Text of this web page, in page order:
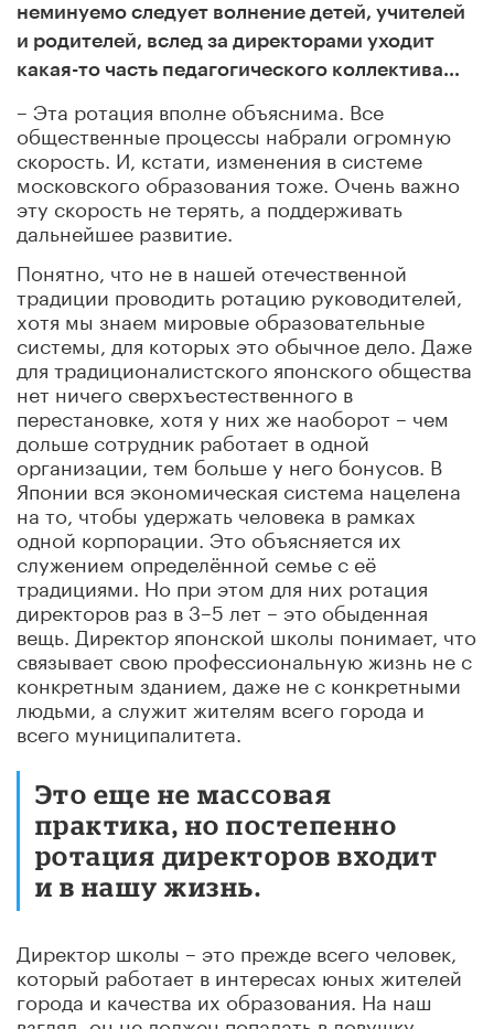
неминуемо следует волнение детей, учителей
и родителей, вслед за директорами уходит
какая-то часть педагогического коллектива…
– Эта ротация вполне объяснима. Все
общественные процессы набрали огромную
скорость. И, кстати, изменения в системе
московского образования тоже. Очень важно
эту скорость не терять, а поддерживать
дальнейшее развитие.
Понятно, что не в нашей отечественной
традиции проводить ротацию руководителей,
хотя мы знаем мировые образовательные
системы, для которых это обычное дело. Даже
для традиционалистского японского общества
нет ничего сверхъестественного в
перестановке, хотя у них же наоборот – чем
дольше сотрудник работает в одной
организации, тем больше у него бонусов. В
Японии вся экономическая система нацелена
на то, чтобы удержать человека в рамках
одной корпорации. Это объясняется их
служением определённой семье с её
традициями. Но при этом для них ротация
директоров раз в 3–5 лет – это обыденная
вещь. Директор японской школы понимает, что
связывает свою профессиональную жизнь не с
конкретным зданием, даже не с конкретными
людьми, а служит жителям всего города и
всего муниципалитета.
Это еще не массовая
практика, но постепенно
ротация директоров входит
и в нашу жизнь.
Директор школы – это прежде всего человек,
который работает в интересах юных жителей
города и качества их образования. На наш